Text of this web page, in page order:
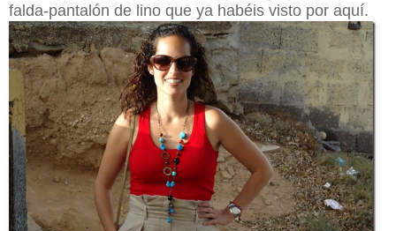
falda-pantalón de lino que ya habéis visto por aquí.